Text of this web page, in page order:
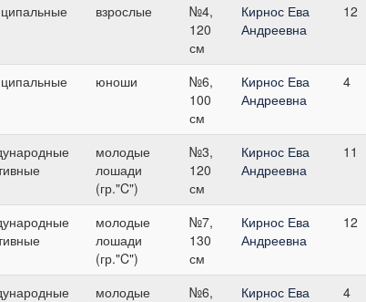
взрослые
№4,
120
см
Кирнос Ева
Андреевна
12
юноши
№6,
100
см
Кирнос Ева
Андреевна
4
молодые
лошади
(гр."C")
№3,
120
см
Кирнос Ева
Андреевна
11
молодые
лошади
(гр."C")
№7,
130
см
Кирнос Ева
Андреевна
12
молодые
№6,
Кирнос Ева
4